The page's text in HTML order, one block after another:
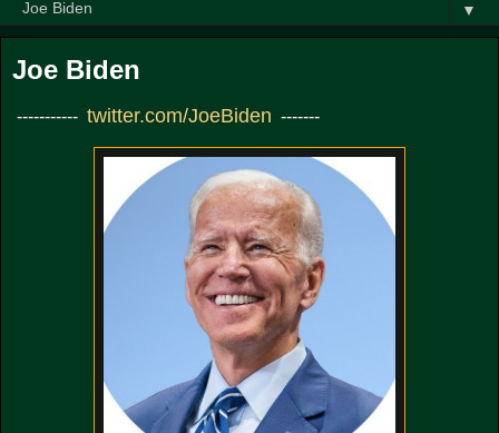
▼
Joe Biden
----------- twitter.com/JoeBiden -------